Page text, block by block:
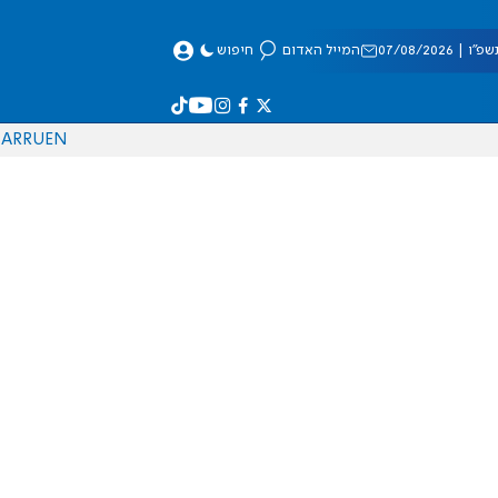
08/2026 המייל האדום חיפוש
EN
RU
AR